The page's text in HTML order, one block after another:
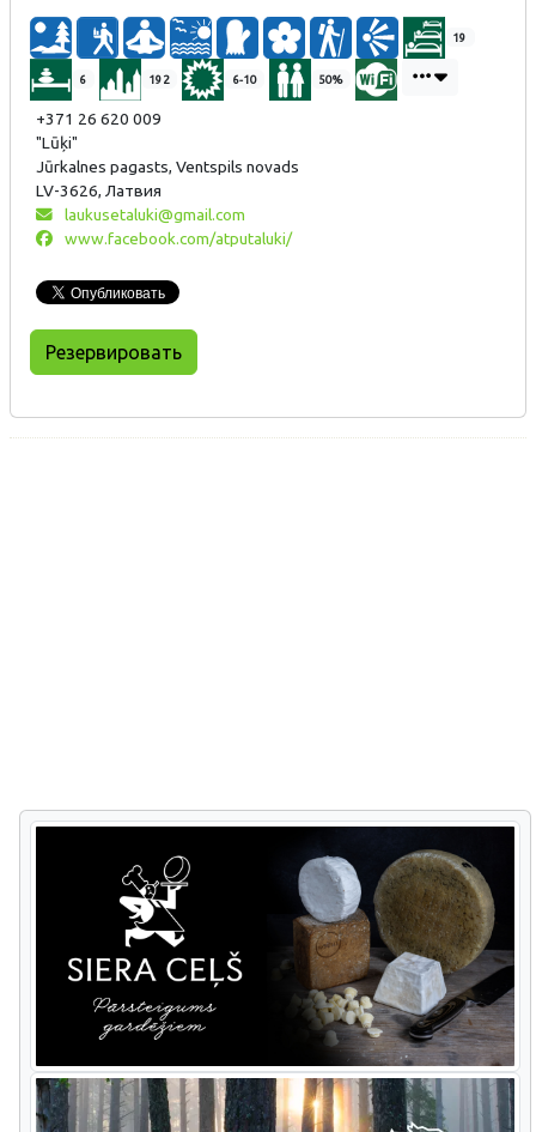
19
6 192 6-10 50%
+371 26 620 009
"Lūķi"
Jūrkalnes pagasts, Ventspils novads
LV-3626, Латвия
laukusetaluki@gmail.com
www.facebook.com/atputaluki/
Резервировать